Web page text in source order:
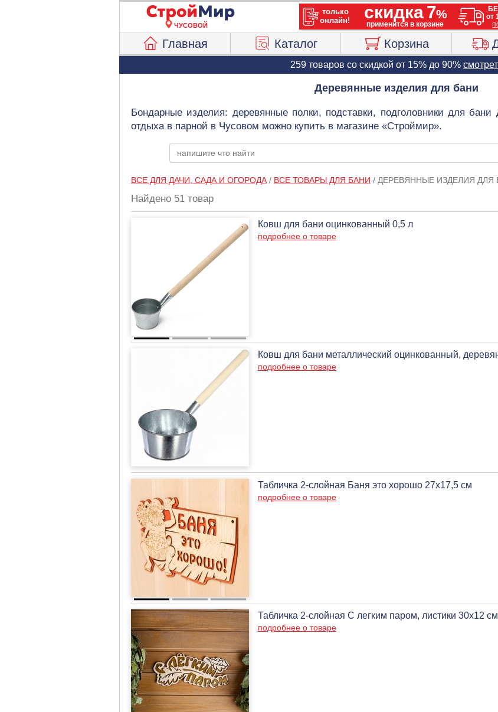
ЧУСОВОЙ
Главная Каталог Корзина
259 товаров со скидкой от 15% до 90%
Деревянные изделия для бани
Бондарные изделия: деревянные полки, подставки, подголовники для
отдыха в парной в Чусовом можно купить в магазине «Строймир».
ВСЕ ДЛЯ ДАЧИ, САДА И ОГОРОДА/ ВСЕ ТОВАРЫ ДЛЯ БАНИ / ДЕРЕВЯННЫЕ ИЗДЕЛИЯ ДЛЯ
Найдено 51 товар
Ковш для бани оцинкованный 0,5 л
подробнее о товаре
Ковш для бани металлический оцинкованный,
подробнее о товаре
Табличка 2-слойная Баня это хорошо 27х17,5 см
подробнее о товаре
Табличка 2-слойная С легким паром, листики 30х12 см
подробнее о товаре